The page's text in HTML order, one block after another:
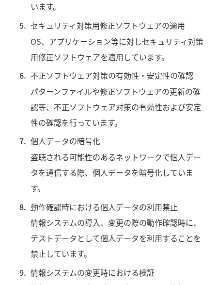
います。
セキュリティ対策用修正ソフトウェアの適用
OS、アプリケーション等に対しセキュリティ対策
用修正ソフトウェアを適用しています。
不正ソフトウェア対策の有効性・安定性の確認
パターンファイルや修正ソフトウェアの更新の確
認等、不正ソフトウェア対策の有効性および安定
性の確認を行っています。
個人データの暗号化
盗聴される可能性のあるネットワークで個人デー
タを通信する際、個人データを暗号化していま
す。
動作確認時における個人データの利用禁止
情報システムの導入、変更の際の動作確認時に、
テストデータとして個人データを利用することを
禁止しています。
情報システムの変更時における検証